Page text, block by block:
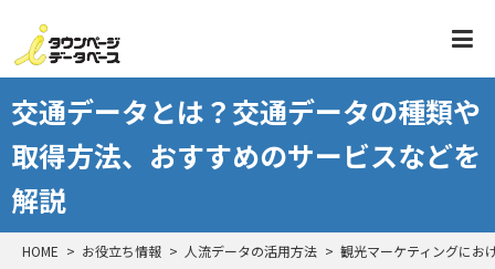
HOME お役立ち情報 人流データの活用方法 観光マーケティングにお
交通データとは？交通データの種類や
取得方法、おすすめのサービスなどを
解説